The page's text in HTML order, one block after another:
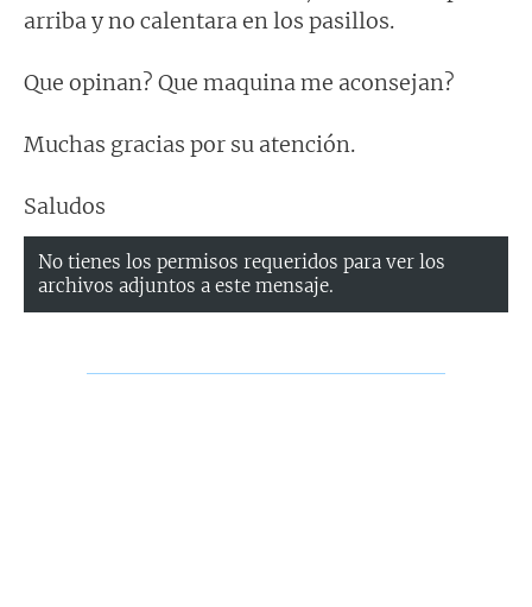
arriba y no calentara en los pasillos.
Que opinan? Que maquina me aconsejan?
Muchas gracias por su atención.
Saludos
No tienes los permisos requeridos para ver los
archivos adjuntos a este mensaje.